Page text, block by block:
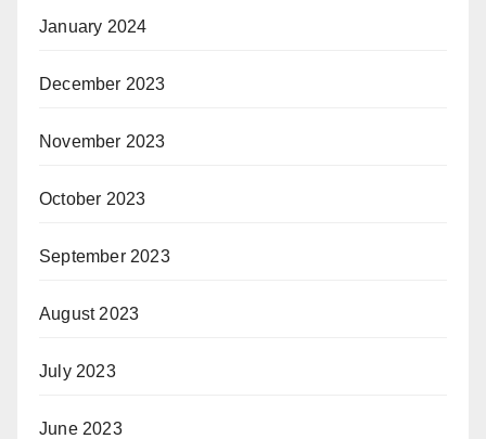
January 2024
December 2023
November 2023
October 2023
September 2023
August 2023
July 2023
June 2023